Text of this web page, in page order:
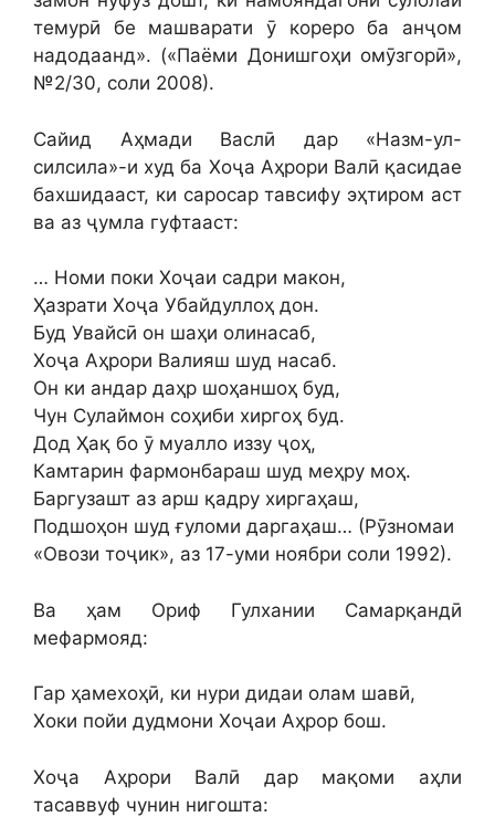
темурӣ бе машварати ӯ кореро ба анҷом
надодаанд». («Паёми Донишгоҳи омӯзгорӣ»,
№2/30, соли 2008).
Сайид Аҳмади Васлӣ дар «Назм-ул-
силсила»-и худ ба Хоҷа Аҳрори Валӣ қасидае
бахшидааст, ки саросар тавсифу эҳтиром аст
ва аз ҷумла гуфтааст:
… Номи поки Хоҷаи садри макон,
Ҳазрати Хоҷа Убайдуллоҳ дон.
Буд Увайсӣ он шаҳи олинасаб,
Хоҷа Аҳрори Валияш шуд насаб.
Он ки андар даҳр шоҳаншоҳ буд,
Чун Сулаймон соҳиби хиргоҳ буд.
Дод Ҳақ бо ӯ муалло иззу ҷоҳ,
Камтарин фармонбараш шуд меҳру моҳ.
Баргузашт аз арш қадру хиргаҳаш,
Подшоҳон шуд ғуломи даргаҳаш… (Рӯзномаи
«Овози тоҷик», аз 17-уми ноябри соли 1992).
Ва ҳам Ориф Гулхании Самарқандӣ
мефармояд:
Гар ҳамехоҳӣ, ки нури дидаи олам шавӣ,
Хоки пойи дудмони Хоҷаи Аҳрор бош.
Хоҷа Аҳрори Валӣ дар мақоми аҳли
тасаввуф чунин нигошта: